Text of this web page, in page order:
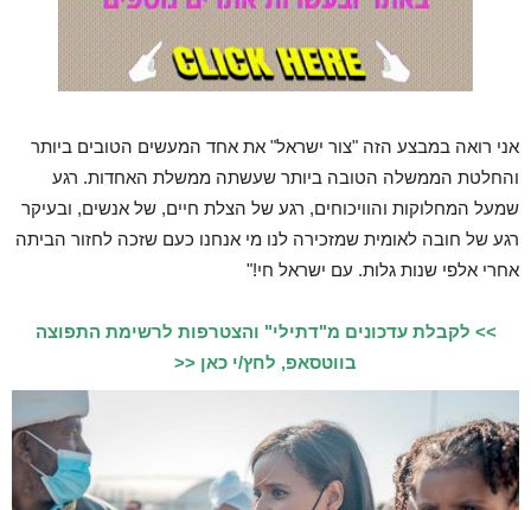
אני רואה במבצע הזה "צור ישראל" את אחד המעשים הטובים ביותר
והחלטת הממשלה הטובה ביותר שעשתה ממשלת האחדות. רגע
שמעל המחלוקות והוויכוחים, רגע של הצלת חיים, של אנשים, ובעיקר
רגע של חובה לאומית שמזכירה לנו מי אנחנו כעם שזכה לחזור הביתה
אחרי אלפי שנות גלות. עם ישראל חי!"
>> לקבלת עדכונים מ"דתילי" והצטרפות לרשימת התפוצה
בווטסאפ, לחץ/י כאן <<